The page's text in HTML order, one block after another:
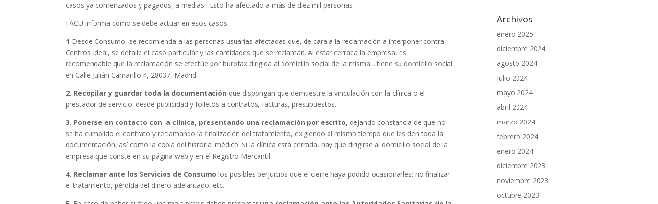
casos ya comenzados y pagados, a medias. Esto ha afectado a más de diez mil personas.
FACU informa como se debe actuar en esos casos:
1-Desde Consumo, se recomienda a las personas usuarias afectadas que, de cara a la reclamación a interponer contra
Centros Ideal, se detalle el caso particular y las cantidades que se reclaman. Al estar cerrada la empresa, es
recomendable que la reclamación se efectúe por burofax dirigida al domicilio social de la misma: . tiene su domicilio social
en Calle Julián Camarillo 4, 28037, Madrid.
2. Recopilar y guardar toda la documentación que dispongan que demuestre la vinculación con la clínica o el
prestador de servicio: desde publicidad y folletos a contratos, facturas, presupuestos.
3. Ponerse en contacto con la clínica, presentando una reclamación por escrito, dejando constancia de que no
se ha cumplido el contrato y reclamando la finalización del tratamiento, exigiendo al mismo tiempo que les den toda la
documentación, así como la copia del historial médico. Si la clínica está cerrada, hay que dirigirse al domicilio social de la
empresa que conste en su página web y en el Registro Mercantil.
4. Reclamar ante los Servicios de Consumo los posibles perjuicios que el cierre haya podido ocasionarles: no finalizar
el tratamiento, pérdida del dinero adelantado, etc.
Archivos
enero 2025
diciembre 2024
agosto 2024
julio 2024
mayo 2024
abril 2024
marzo 2024
febrero 2024
enero 2024
diciembre 2023
noviembre 2023
octubre 2023